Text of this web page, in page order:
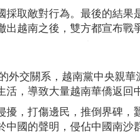
取敵對行為。最後的結
越南之後，雙方都宣布戰
交關系，越南黨中央親
，導致大量越南華僑返回
，打傷邊民，推倒界碑
國的聲明，侵佔中國南沙